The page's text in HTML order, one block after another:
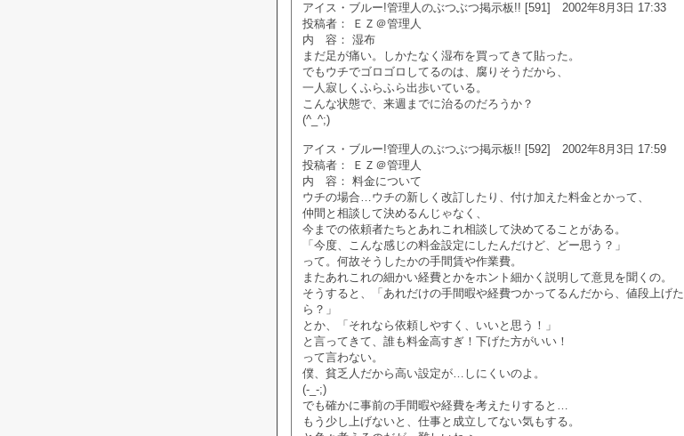
アイス・ブルー!管理人のぶつぶつ掲示板!! [591] 2002年8月3日 17:33
投稿者： ＥＺ＠管理人
内 容： 湿布
まだ足が痛い。しかたなく湿布を買ってきて貼った。
でもウチでゴロゴロしてるのは、腐りそうだから、
一人寂しくふらふら出歩いている。
こんな状態で、来週までに治るのだろうか？
(^_^;)
アイス・ブルー!管理人のぶつぶつ掲示板!! [592] 2002年8月3日 17:59
投稿者： ＥＺ＠管理人
内 容： 料金について
ウチの場合…ウチの新しく改訂したり、付け加えた料金とかって、
仲間と相談して決めるんじゃなく、
今までの依頼者たちとあれこれ相談して決めてることがある。
「今度、こんな感じの料金設定にしたんだけど、どー思う？」
って。何故そうしたかの手間賃や作業費。
またあれこれの細かい経費とかをホント細かく説明して意見を聞くの。
そうすると、「あれだけの手間暇や経費つかってるんだから、値段上げた
ら？」
とか、「それなら依頼しやすく、いいと思う！」
と言ってきて、誰も料金高すぎ！下げた方がいい！
って言わない。
僕、貧乏人だから高い設定が…しにくいのよ。
(-_-;)
でも確かに事前の手間暇や経費を考えたりすると…
もう少し上げないと、仕事と成立してない気もする。